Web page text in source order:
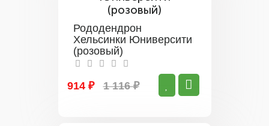
Рододендрон
Хельсинки Юниверсити
(розовый)
914 ₽ 1 116 ₽